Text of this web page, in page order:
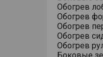
Обогрев
Обогрев
Обогрев
Обогрев
Обогрев